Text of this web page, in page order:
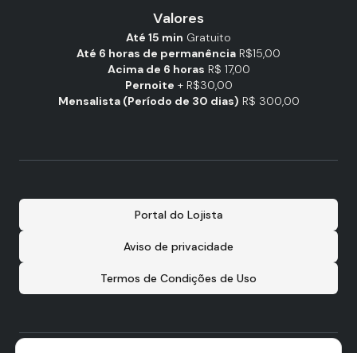
Valores
Até 15 min Gratuito
Até 6 horas de permanência R$15,00
Acima de 6 horas R$ 17,00
Pernoite + R$30,00
Mensalista (Período de 30 dias) R$ 300,00
Portal do Lojista
Aviso de privacidade
Termos de Condições de Uso